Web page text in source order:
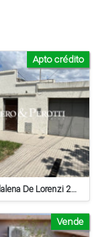
Magdalena De Lorenzi 223 - Venta
Apto crédito
Vende